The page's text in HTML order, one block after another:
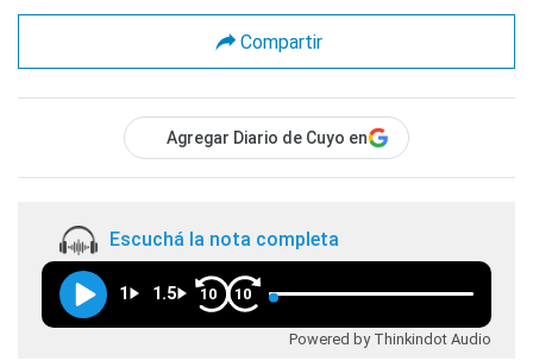
Compartir
Agregar Diario de Cuyo en
Escuchá la nota completa
1 1.5 10 10
Powered by Thinkindot Audio